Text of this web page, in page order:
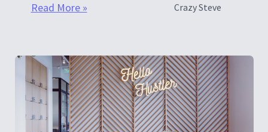
Read More »
Crazy Steve